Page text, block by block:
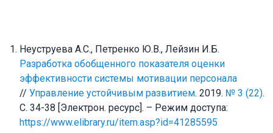
Неуструева А.С., Петренко Ю.В., Лейзин И.Б.
Разработка обобщенного показателя оценки
эффективности системы мотивации персонала
// Управление устойчивым развитием. 2019. № 3 (22).
С. 34-38 [Электрон. ресурс]. – Режим доступа:
https://www.elibrary.ru/item.asp?id=41285595